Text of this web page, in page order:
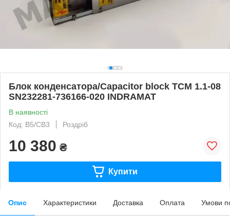
Блок конденсатора/Capacitor block TCM 1.1-08
SN232281-736166-020 INDRAMAT
В наявності
Код: B5/CB3
Роздріб
10 380 ₴
Купити
Опис Характеристики Доставка Оплата Умови